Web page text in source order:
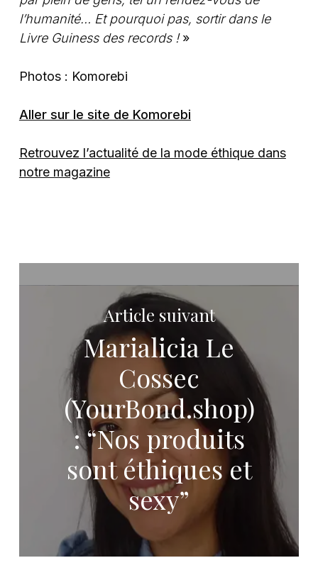
l’humanité… Et pourquoi pas, sortir dans le
Livre Guiness des records !»
Photos : Komorebi
Aller sur le site de Komorebi
Retrouvez l’actualité de la mode éthique dans
notre magazine
Article suivant
Marialicia Le
Cossec
(YourBond.shop)
: “Nos produits
sont éthiques et
sexy”